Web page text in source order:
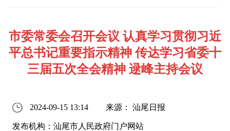
市委常委会召开会议 认真学习贯彻习近
平总书记重要指示精神 传达学习省委十
三届五次全会精神 逯峰主持会议
2024-09-15 13:14 来源： 汕尾日报
发布机构：汕尾市人民政府门户网站